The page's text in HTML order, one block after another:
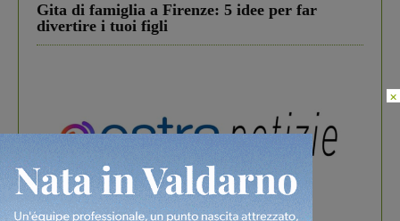
Gita di famiglia a Firenze: 5 idee per far
divertire i tuoi figli
×